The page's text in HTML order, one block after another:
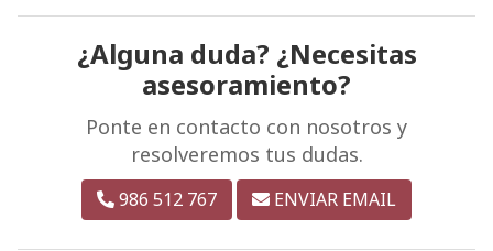
¿Alguna duda? ¿Necesitas
asesoramiento?
Ponte en contacto con nosotros y
resolveremos tus dudas.
986 512 767 ENVIAR EMAIL